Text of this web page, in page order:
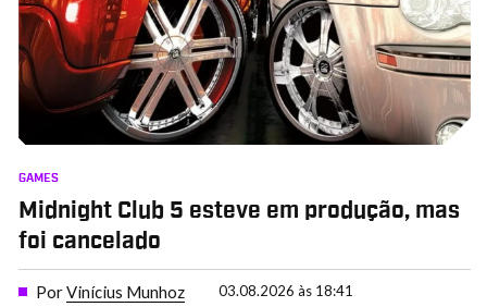
GAMES
Midnight Club 5 esteve em produção, mas
foi cancelado
PorVinícius Munhoz 03.08.2026 às 18:41